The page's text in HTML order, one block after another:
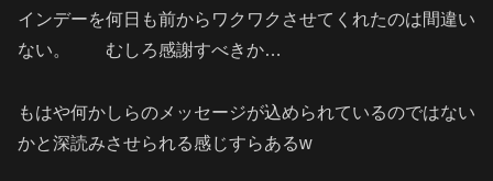
インデーを何日も前からワクワクさせてくれたのは間違い
ない。 むしろ感謝すべきか…
もはや何かしらのメッセージが込められているのではない
かと深読みさせられる感じすらあるw